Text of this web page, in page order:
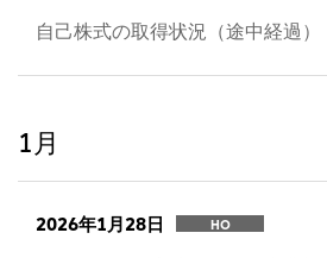
自己株式の取得状況（途中経過）
1月
2026年1月28日 HO